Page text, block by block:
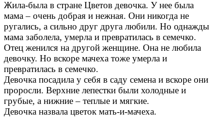
Жила-была в стране Цветов девочка. У нее была
мама – очень добрая и нежная. Они никогда не
ругались, а сильно друг друга любили. Но однажды
мама заболела, умерла и превратилась в семечко.
Отец женился на другой женщине. Она не любила
девочку. Но вскоре мачеха тоже умерла и
превратилась в семечко.
Девочка посадила у себя в саду семена и вскоре они
проросли. Верхние лепестки были холодные и
грубые, а нижние – теплые и мягкие.
Девочка назвала цветок мать-и-мачеха.